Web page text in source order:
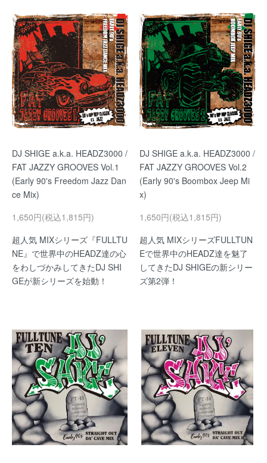
DJ SHIGE a.k.a. HEADZ3000 /
FAT JAZZY GROOVES Vol.1
(Early 90's Freedom Jazz Dan
ce Mix)
1,650円(税込1,815円)
超人気 MIXシリーズ『FULLTU
NE』で世界中のHEADZ達の心
をわしづかみしてきたDJ SHI
GEが新シリーズを始動！
DJ SHIGE a.k.a. HEADZ3000 /
FAT JAZZY GROOVES Vol.2
(Early 90's Boombox Jeep Mi
x)
1,650円(税込1,815円)
超人気 MIXシリーズFULLTUN
Eで世界中のHEADZ達を魅了
してきたDJ SHIGEの新シリー
ズ第2弾！